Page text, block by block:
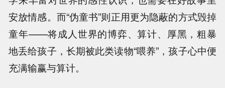
安放情感。而“伪童书”则正用更为隐蔽的方式毁掉
童年——将成人世界的博弈、算计、厚黑，粗暴
地丢给孩子，长期被此类读物“喂养”，孩子心中便
充满输赢与算计。